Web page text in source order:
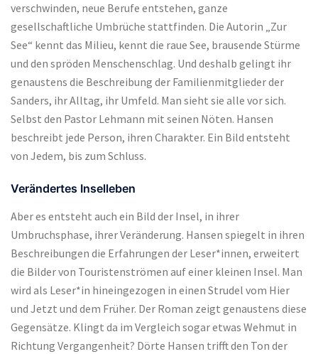
verschwinden, neue Berufe entstehen, ganze
gesellschaftliche Umbrüche stattfinden. Die Autorin „Zur
See“ kennt das Milieu, kennt die raue See, brausende Stürme
und den spröden Menschenschlag. Und deshalb gelingt ihr
genaustens die Beschreibung der Familienmitglieder der
Sanders, ihr Alltag, ihr Umfeld. Man sieht sie alle vor sich.
Selbst den Pastor Lehmann mit seinen Nöten. Hansen
beschreibt jede Person, ihren Charakter. Ein Bild entsteht
von Jedem, bis zum Schluss.
Verändertes Inselleben
Aber es entsteht auch ein Bild der Insel, in ihrer
Umbruchsphase, ihrer Veränderung. Hansen spiegelt in ihren
Beschreibungen die Erfahrungen der Leser*innen, erweitert
die Bilder von Touristenströmen auf einer kleinen Insel. Man
wird als Leser*in hineingezogen in einen Strudel vom Hier
und Jetzt und dem Früher. Der Roman zeigt genaustens diese
Gegensätze. Klingt da im Vergleich sogar etwas Wehmut in
Richtung Vergangenheit? Dörte Hansen trifft den Ton der